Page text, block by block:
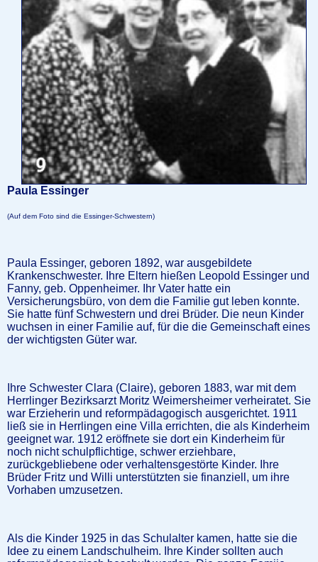
Paula Essinger
(Auf dem Foto sind die Essinger-Schwestern)
Paula Essinger, geboren 1892, war ausgebildete
Krankenschwester. Ihre Eltern hießen Leopold Essinger und
Fanny, geb. Oppenheimer. Ihr Vater hatte ein
Versicherungsbüro, von dem die Familie gut leben konnte.
Sie hatte fünf Schwestern und drei Brüder. Die neun Kinder
wuchsen in einer Familie auf, für die die Gemeinschaft eines
der wichtigsten Güter war.
Ihre Schwester Clara (Claire), geboren 1883, war mit dem
Herrlinger Bezirksarzt Moritz Weimersheimer verheiratet. Sie
war Erzieherin und reformpädagogisch ausgerichtet. 1911
ließ sie in Herrlingen eine Villa errichten, die als Kinderheim
geeignet war. 1912 eröffnete sie dort ein Kinderheim für
noch nicht schulpflichtige, schwer erziehbare,
zurückgebliebene oder verhaltensgestörte Kinder. Ihre
Brüder Fritz und Willi unterstützten sie finanziell, um ihre
Vorhaben umzusetzen.
Als die Kinder 1925 in das Schulalter kamen, hatte sie die
Idee zu einem Landschulheim. Ihre Kinder sollten auch